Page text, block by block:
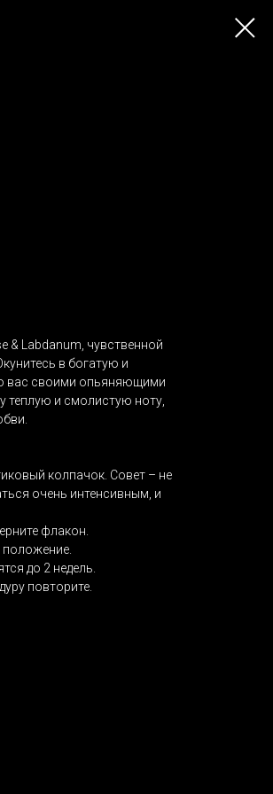
& Labdanum, чувственной
в богатую и
вас своими опьяняющими
теплую и смолистую ноту,
колпачок. Совет – не
очень интенсивным, и
флакон.
положение.
до 2 недель.
повторите.